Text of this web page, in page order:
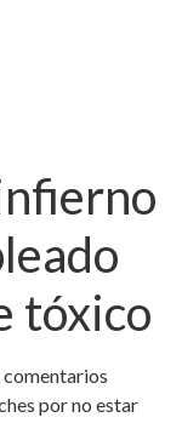
tóxico
por no estar